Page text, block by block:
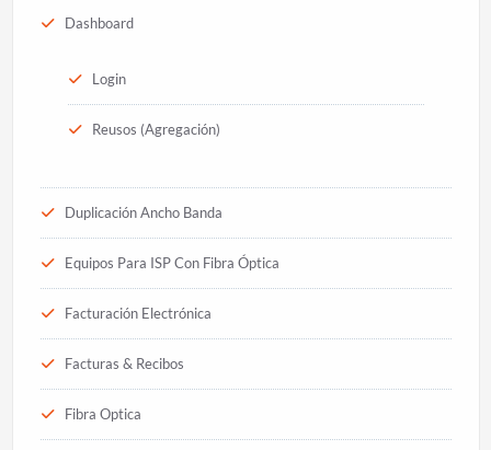
Dashboard
Login
Reusos (Agregación)
Duplicación Ancho Banda
Equipos Para ISP Con Fibra Óptica
Facturación Electrónica
Facturas & Recibos
Fibra Optica